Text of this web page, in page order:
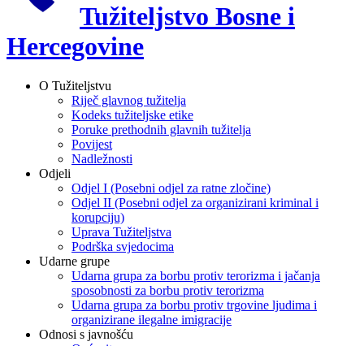
Tužiteljstvo Bosne i
Hercegovine
O Tužiteljstvu
Riječ glavnog tužitelja
Kodeks tužiteljske etike
Poruke prethodnih glavnih tužitelja
Povijest
Nadležnosti
Odjeli
Odjel I (Posebni odjel za ratne zločine)
Odjel II (Posebni odjel za organizirani kriminal i
korupciju)
Uprava Tužiteljstva
Podrška svjedocima
Udarne grupe
Udarna grupa za borbu protiv terorizma i jačanja
sposobnosti za borbu protiv terorizma
Udarna grupa za borbu protiv trgovine ljudima i
organizirane ilegalne imigracije
Odnosi s javnošću